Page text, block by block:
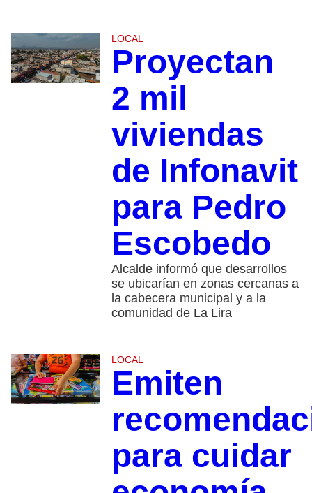
LOCAL
Proyectan
2 mil
viviendas
de Infonavit
para Pedro
Escobedo
Alcalde informó que desarrollos
se ubicarían en zonas cercanas a
la cabecera municipal y a la
comunidad de La Lira
LOCAL
Emiten
para cuidar